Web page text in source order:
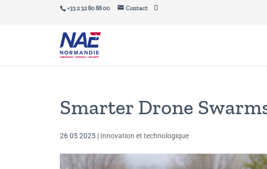
+33 2 32 80 88 00 Contact
Smarter Drone
26 05 2025 | Innovation et technologique